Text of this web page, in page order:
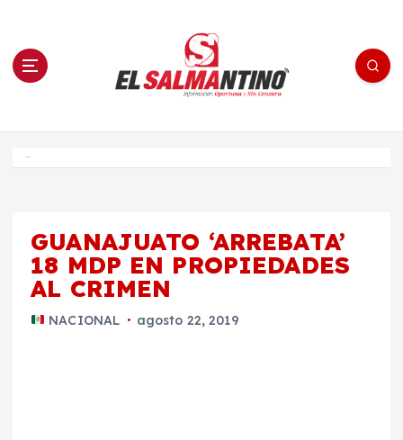
n El Salmantino - medios/noticias/editorial
GUANAJUATO ‘ARREBATA’
18 MDP EN PROPIEDADES
AL CRIMEN
NACIONAL agosto 22, 2019